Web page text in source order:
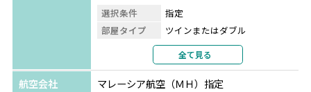
選択条件
指定
部屋タイプ
ツインまたはダブル
2名1室利用
部屋カテゴリ
スーペリア
全て見る
航空会社
マレーシア航空（ＭＨ）指定